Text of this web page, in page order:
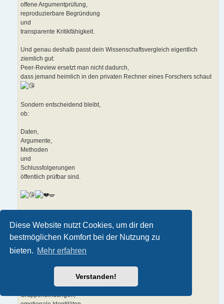
Diese Website nutzt Cookies, um dir den
bestmöglichen Komfort bei der Nutzung zu
bieten. Mehr erfahren
Verstanden!
offene Argumentprüfung,
reproduzierbare Begründung
und
transparente Kritikfähigkeit.
Und genau deshalb passt dein Wissenschaftsvergleich eigentlich
ziemlich gut:
Peer-Review ersetzt man nicht dadurch,
dass jemand heimlich in den privaten Rechner eines Forschers schaut
Sondern entscheidend bleibt,
ob:
Daten,
Argumente,
Methoden
und
Schlussfolgerungen
öffentlich prüfbar sind.
🪽
was du außerdem stark fühlst,
Dass viele Menschen zwar theoretisch „Vernunft“ wollen,
eigene Narrative,
Gruppenbindungen,